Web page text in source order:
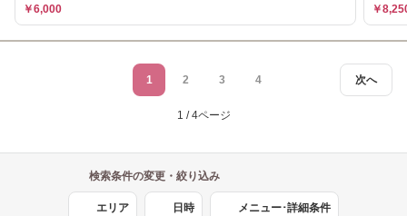
￥6,000 ￥
次へ
1 2 3 4
1 / 4ページ
検索条件の変更・絞り込み
エリア 日時 メニュー･詳細条件